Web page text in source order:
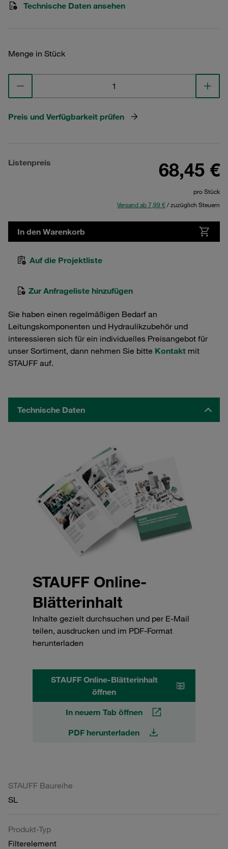
Technische Daten ansehen
Menge in Stück
Preis und Verfügbarkeit prüfen
Listenpreis 68,45 €
pro Stück
Versand ab 7,99 €/ zuzüglich Steuern
In den Warenkorb
Auf die Projektliste
Zur Anfrageliste hinzufügen
Sie haben einen regelmäßigen Bedarf an
Leitungskomponenten und Hydraulikzubehör und
interessieren sich für ein individuelles Preisangebot für
unser Sortiment, dann nehmen Sie bitte Kontakt mit
STAUFF auf.
Technische Daten
STAUFF Online-
Blätterinhalt
Inhalte gezielt durchsuchen und per E-Mail
teilen, ausdrucken und im PDF-Format
herunterladen
STAUFF Online-Blätterinhalt
öffnen
In neuem Tab öffnen
PDF herunterladen
STAUFF Baureihe
SL
Produkt-Typ
Filterelement